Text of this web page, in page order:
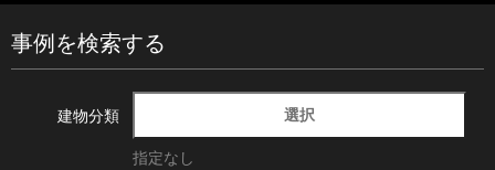
事例を検索する
建物分類 選択
指定なし